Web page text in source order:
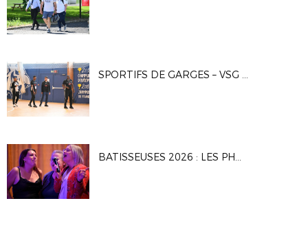
SPORTIFS DE GARGES – VSG FUSTAL 5-7
BATISSEUSES 2026 : LES PHOTOS